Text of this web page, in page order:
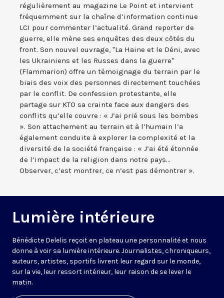
régulièrement au magazine Le Point et intervient
fréquemment sur la chaîne d’information continue
LCI pour commenter l’actualité. Grand reporter de
guerre, elle mène ses enquêtes des deux côtés du
front. Son nouvel ouvrage, "La Haine et le Déni, avec
les Ukrainiens et les Russes dans la guerre"
(Flammarion) offre un témoignage du terrain par le
biais des voix des personnes directement touchées
par le conflit. De confession protestante, elle
partage sur KTO sa crainte face aux dangers des
conflits qu’elle couvre : « J’ai prié sous les bombes
». Son attachement au terrain et à l’humain l’a
également conduite à explorer la complexité et la
diversité de la société française : « J’ai été étonnée
de l’impact de la religion dans notre pays...
Observer, c’est montrer, ce n’est pas démontrer ».
Lumière intérieure
Bénédicte Delelis reçoit en plateau une personnalité et nous
donne à voir sa lumière intérieure. Journalistes, chroniqueurs,
auteurs, artistes, sportifs livrent leur regard sur le monde,
sur la vie, leur ressort intérieur, leur raison de se lever le
matin.